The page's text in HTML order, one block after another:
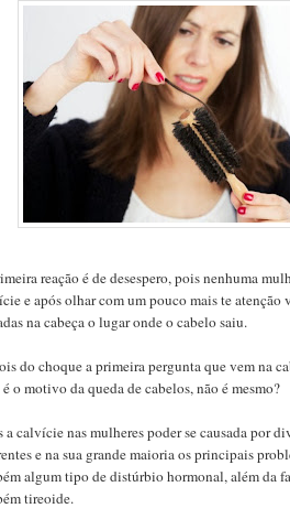
reação é de desespero, pois nenhuma
e após olhar com um pouco mais te atenção
na cabeça o lugar onde o cabelo saiu.
do choque a primeira pergunta que vem na
o motivo da queda de cabelos, não é mesmo?
a calvície nas mulheres poder se causada por
e na sua grande maioria os principais
algum tipo de distúrbio hormonal, além da
tireoide.